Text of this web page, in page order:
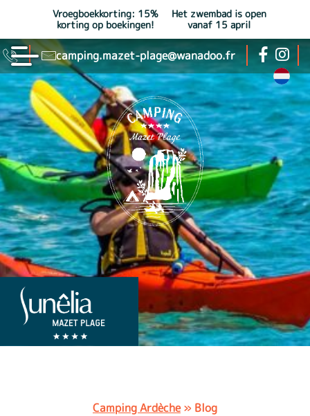
Vroegboekkorting: 15%
korting op boekingen!
Het zwembad is open
vanaf 15 april
camping.mazet-plage@wanadoo.fr
Camping Ardèche» Blog